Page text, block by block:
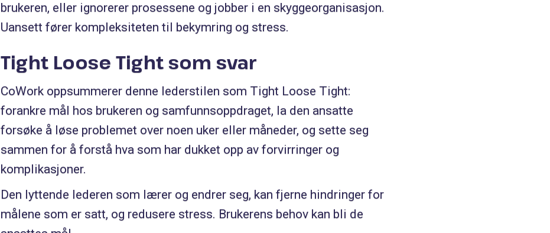
brukeren, eller ignorerer prosessene og jobber i en skyggeorganisasjon.
Uansett fører kompleksiteten til bekymring og stress.
Tight Loose Tight som svar
CoWork oppsummerer denne lederstilen som Tight Loose Tight:
forankre mål hos brukeren og samfunnsoppdraget, la den ansatte
forsøke å løse problemet over noen uker eller måneder, og sette seg
sammen for å forstå hva som har dukket opp av forvirringer og
komplikasjoner.
Den lyttende lederen som lærer og endrer seg, kan fjerne hindringer for
målene som er satt, og redusere stress. Brukerens behov kan bli de